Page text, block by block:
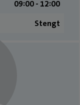
09:00 ­- 12:00
Stengt